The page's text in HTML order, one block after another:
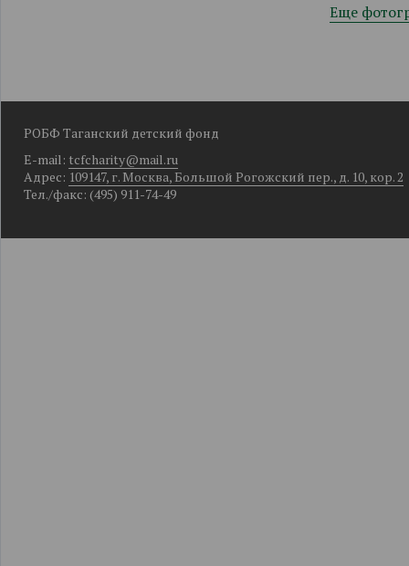
Еще
РОБФ Таганский детский фонд
E-mail: tcfcharity@mail.ru
Адрес: 109147, г. Москва, Большой Рогожский пер., д. 10, кор. 2
Тел./факс: (495) 911-74-49